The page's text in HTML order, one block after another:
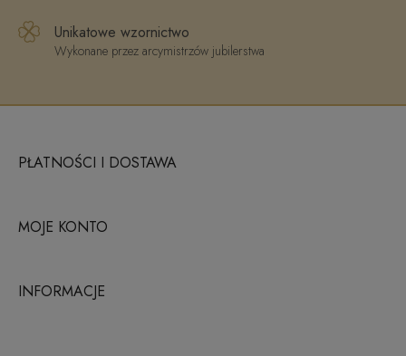
Unikatowe wzornictwo
Wykonane przez arcymistrzów jubilerstwa
PŁATNOŚCI I DOSTAWA
MOJE KONTO
INFORMACJE